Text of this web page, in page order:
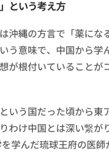
という考え方
沖縄の方言で「薬にな
う意味で、中国から学
が根付いていることが
いう国だった頃から東
わけ中国とは深い繋が
学んだ琉球王府の医師